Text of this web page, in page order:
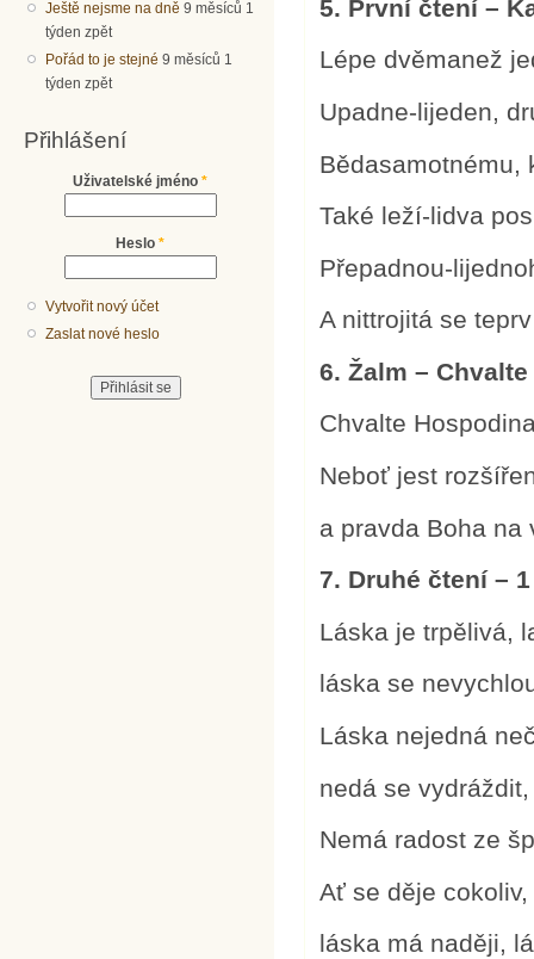
Ještě nejsme na dně 9 měsíců 1
týden zpět
Pořád to je stejné 9 měsíců 1
týden zpět
Přihlášení
Uživatelské jméno *
Heslo *
Vytvořit nový účet
Zaslat nové heslo
5. První čtení –
Lépe dvěmanež
Upadne-lijeden,
Bědasamotnému,
Také leží-lidva
Přepadnou-
A nittrojitá se
6. Žalm –
Chvalte
Neboť jest
a pravda Boha na
7. Druhé čtení –
Láska je trpělivá,
láska se
Láska nejedná
nedá se
Nemá radost ze
Ať se děje
láska má naději,